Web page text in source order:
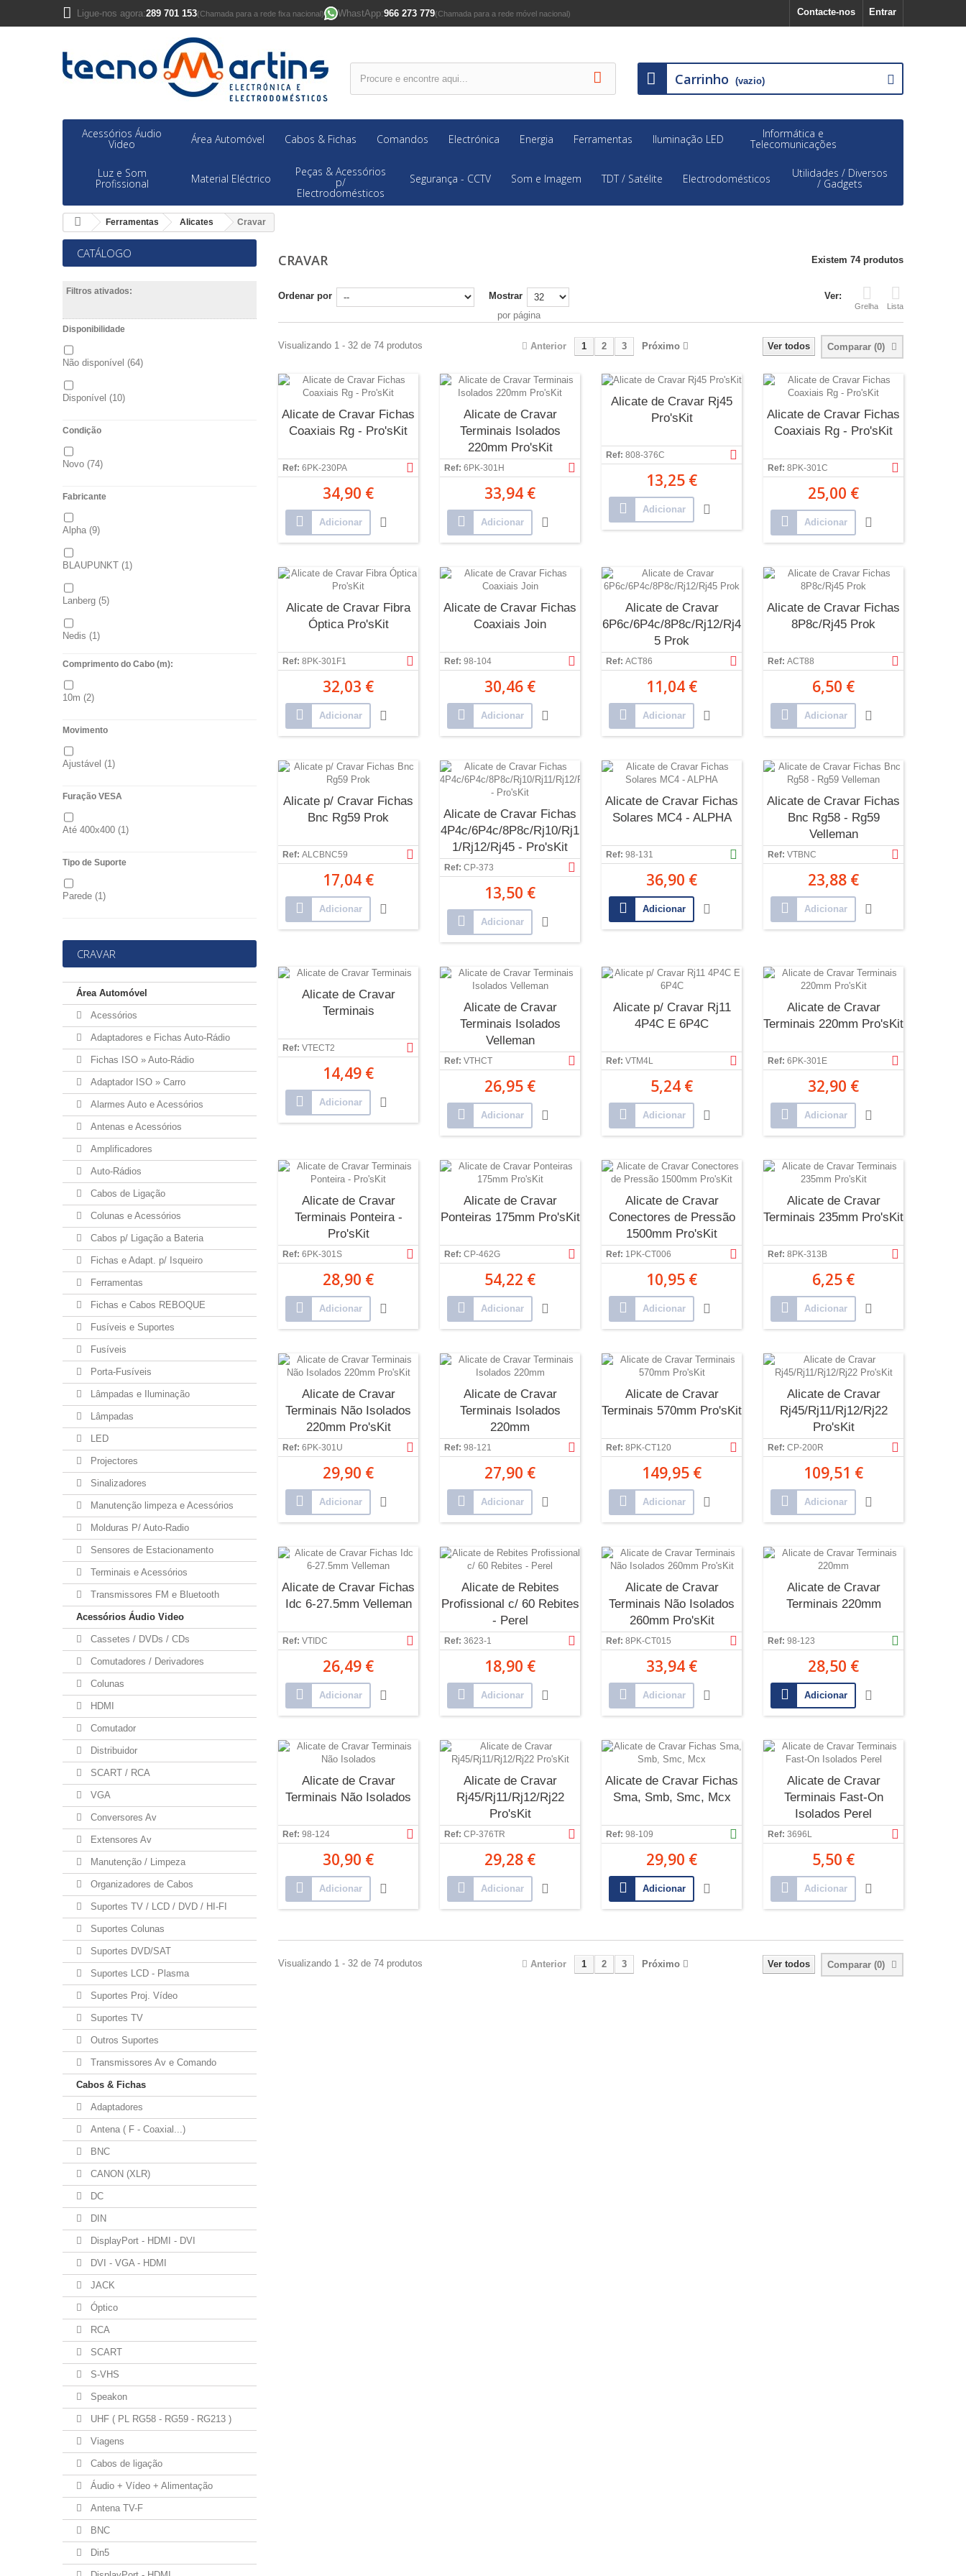
Entrar
Contacte-nos
Ligue-nos agora:289 701 153(Chamada para a rede fixa nacional) WhastApp:966 273 779(Chamada para a rede móvel nacional)
Carrinho (vazio)
Acessórios Áudio
Video Área Automóvel Cabos & Fichas Comandos Electrónica Energia Ferramentas Iluminação LED Informática e
Telecomunicações
Luz e Som
Profissional Material Eléctrico
Peças & Acessórios
p/
Electrodomésticos
Segurança - CCTV Som e Imagem TDT / Satélite Electrodomésticos Utilidades / Diversos
/ Gadgets
Ferramentas Alicates Cravar
CATÁLOGO
Filtros ativados:
Disponibilidade
Não disponível (64)
Disponível (10)
Condição
Novo (74)
Fabricante
Alpha (9)
BLAUPUNKT (1)
Lanberg (5)
Nedis (1)
PEREL
Pro'skit
Comprimento do Cabo (m):
10m (2)
Movimento
Ajustável (1)
Furação VESA
Até 400x400 (1)
Tipo de Suporte
Parede (1)
CRAVAR
Área Automóvel
Acessórios
Adaptadores e Fichas Auto-Rádio
Fichas ISO » Auto-Rádio
Adaptador ISO » Carro
Alarmes Auto e Acessórios
Antenas e Acessórios
Amplificadores
Auto-Rádios
Cabos de Ligação
Colunas e Acessórios
Cabos p/ Ligação a Bateria
Fichas e Adapt. p/ Isqueiro
Ferramentas
Fichas e Cabos REBOQUE
Fusíveis e Suportes
Fusíveis
Porta-Fusíveis
Lâmpadas e Iluminação
Lâmpadas
LED
Projectores
Sinalizadores
Manutenção limpeza e Acessórios
Molduras P/ Auto-Radio
Sensores de Estacionamento
Terminais e Acessórios
Transmissores FM e Bluetooth
Acessórios Áudio Video
Cassetes / DVDs / CDs
Comutadores / Derivadores
Colunas
HDMI
Comutador
Distribuidor
SCART / RCA
VGA
Conversores Av
Extensores Av
Manutenção / Limpeza
Organizadores de Cabos
Suportes TV / LCD / DVD / HI-FI
Suportes Colunas
Suportes DVD/SAT
Suportes LCD - Plasma
Suportes Proj. Vídeo
Suportes TV
Outros Suportes
Transmissores Av e Comando
Cabos & Fichas
Adaptadores
Antena ( F - Coaxial...)
BNC
CANON (XLR)
DC
DIN
DisplayPort - HDMI - DVI
DVI - VGA - HDMI
JACK
Óptico
RCA
SCART
S-VHS
Speakon
UHF ( PL RG58 - RG59 - RG213 )
Viagens
Cabos de ligação
Áudio + Vídeo + Alimentação
Antena TV-F
BNC
Din5
CRAVAR Existem 74 produtos
Ver:
Grelha Lista
Ordenar por
Mostrar
por página
Comparar (0)
Visualizando 1 - 32 de 74 produtos Ver todos
Anterior 1 2 3 Próximo
Alicate de Cravar Fichas
Coaxiais Rg - Pro'sKit
Ref: 6PK-230PA
34,90 €
Adicionar
Alicate de Cravar
Terminais Isolados
220mm Pro'sKit
Ref: 6PK-301H
33,94 €
Adicionar
Alicate de Cravar Rj45
Pro'sKit
Ref: 808-376C
13,25 €
Adicionar
Alicate de Cravar Fichas
Coaxiais Rg - Pro'sKit
Ref: 8PK-301C
25,00 €
Adicionar
Alicate de Cravar Fibra
Óptica Pro'sKit
Ref: 8PK-301F1
32,03 €
Adicionar
Alicate de Cravar Fichas
Coaxiais Join
Ref: 98-104
30,46 €
Adicionar
Alicate de Cravar
6P6c/6P4c/8P8c/Rj12/Rj4
5 Prok
Ref: ACT86
11,04 €
Adicionar
Alicate de Cravar Fichas
8P8c/Rj45 Prok
Ref: ACT88
6,50 €
Adicionar
Alicate p/ Cravar Fichas
Bnc Rg59 Prok
Ref: ALCBNC59
17,04 €
Adicionar
Alicate de Cravar Fichas
4P4c/6P4c/8P8c/Rj10/Rj1
1/Rj12/Rj45 - Pro'sKit
Ref: CP-373
13,50 €
Adicionar
Alicate de Cravar Fichas
Solares MC4 - ALPHA
Ref: 98-131
36,90 €
Adicionar
Alicate de Cravar Fichas
Bnc Rg58 - Rg59
Velleman
Ref: VTBNC
23,88 €
Adicionar
Alicate de Cravar
Terminais
Ref: VTECT2
14,49 €
Adicionar
Alicate de Cravar
Terminais Isolados
Velleman
Ref: VTHCT
26,95 €
Adicionar
Alicate p/ Cravar Rj11
4P4C E 6P4C
Ref: VTM4L
5,24 €
Adicionar
Alicate de Cravar
Terminais 220mm Pro'sKit
Ref: 6PK-301E
32,90 €
Adicionar
Alicate de Cravar
Terminais Ponteira -
Pro'sKit
Ref: 6PK-301S
28,90 €
Adicionar
Alicate de Cravar
Ponteiras 175mm Pro'sKit
Ref: CP-462G
54,22 €
Adicionar
Alicate de Cravar
Conectores de Pressão
1500mm Pro'sKit
Ref: 1PK-CT006
10,95 €
Adicionar
Alicate de Cravar
Terminais 235mm Pro'sKit
Ref: 8PK-313B
6,25 €
Adicionar
Alicate de Cravar
Terminais Não Isolados
220mm Pro'sKit
Ref: 6PK-301U
29,90 €
Adicionar
Alicate de Cravar
Terminais Isolados
220mm
Ref: 98-121
27,90 €
Adicionar
Alicate de Cravar
Terminais 570mm Pro'sKit
Ref: 8PK-CT120
149,95 €
Adicionar
Alicate de Cravar
Rj45/Rj11/Rj12/Rj22
Pro'sKit
Ref: CP-200R
109,51 €
Adicionar
Alicate de Cravar Fichas
Idc 6-27.5mm Velleman
Ref: VTIDC
26,49 €
Adicionar
Alicate de Rebites
Profissional c/ 60 Rebites
- Perel
Ref: 3623-1
18,90 €
Adicionar
Alicate de Cravar
Terminais Não Isolados
260mm Pro'sKit
Ref: 8PK-CT015
33,94 €
Adicionar
Alicate de Cravar
Terminais 220mm
Ref: 98-123
28,50 €
Adicionar
Alicate de Cravar
Terminais Não Isolados
Ref: 98-124
30,90 €
Adicionar
Alicate de Cravar
Rj45/Rj11/Rj12/Rj22
Pro'sKit
Ref: CP-376TR
29,28 €
Adicionar
Alicate de Cravar Fichas
Sma, Smb, Smc, Mcx
Ref: 98-109
29,90 €
Adicionar
Alicate de Cravar
Terminais Fast-On
Isolados Perel
Ref: 3696L
5,50 €
Adicionar
Comparar (0)
Visualizando 1 - 32 de 74 produtos Ver todos
Anterior 1 2 3 Próximo